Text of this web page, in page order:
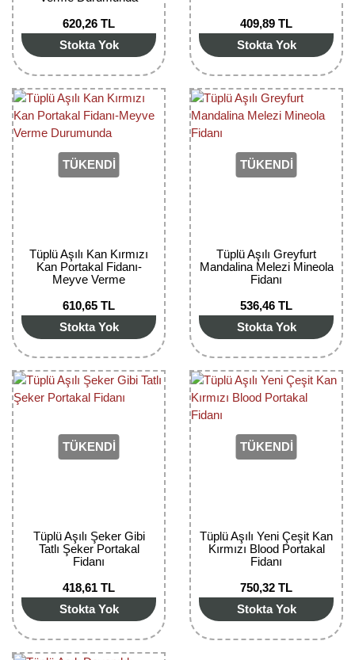
620,26 TL
Stokta Yok
409,89 TL
Stokta Yok
TÜKENDİ
Tüplü Aşılı Kan Kırmızı
Kan Portakal Fidanı-
Meyve Verme
610,65 TL
Stokta Yok
TÜKENDİ
Tüplü Aşılı Greyfurt
Mandalina Melezi Mineola
Fidanı
536,46 TL
Stokta Yok
TÜKENDİ
Tüplü Aşılı Şeker Gibi
Tatlı Şeker Portakal
Fidanı
418,61 TL
Stokta Yok
TÜKENDİ
Tüplü Aşılı Yeni Çeşit Kan
Kırmızı Blood Portakal
Fidanı
750,32 TL
Stokta Yok